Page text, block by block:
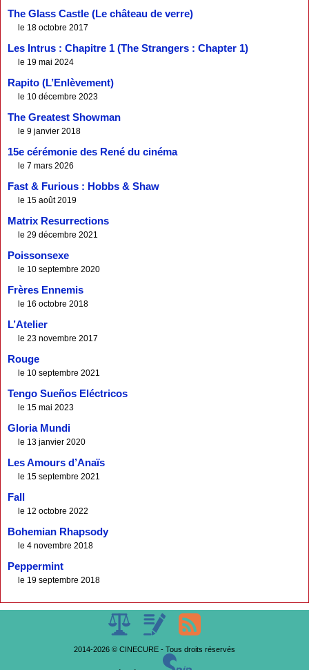
The Glass Castle (Le château de verre)
le 18 octobre 2017
Les Intrus : Chapitre 1 (The Strangers : Chapter 1)
le 19 mai 2024
Rapito (L’Enlèvement)
le 10 décembre 2023
The Greatest Showman
le 9 janvier 2018
15e cérémonie des René du cinéma
le 7 mars 2026
Fast & Furious : Hobbs & Shaw
le 15 août 2019
Matrix Resurrections
le 29 décembre 2021
Poissonsexe
le 10 septembre 2020
Frères Ennemis
le 16 octobre 2018
L’Atelier
le 23 novembre 2017
Rouge
le 10 septembre 2021
Tengo Sueños Eléctricos
le 15 mai 2023
Gloria Mundi
le 13 janvier 2020
Les Amours d’Anaïs
le 15 septembre 2021
Fall
le 12 octobre 2022
Bohemian Rhapsody
le 4 novembre 2018
Peppermint
le 19 septembre 2018
2014-2026 © CINECURE - Tous droits réservés